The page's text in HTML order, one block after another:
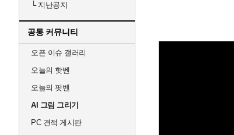
└지난공지
공통 커뮤니티
오픈 이슈 갤러리
오늘의 핫벤
오늘의 팟벤
AI 그림 그리기
PC 견적 게시판